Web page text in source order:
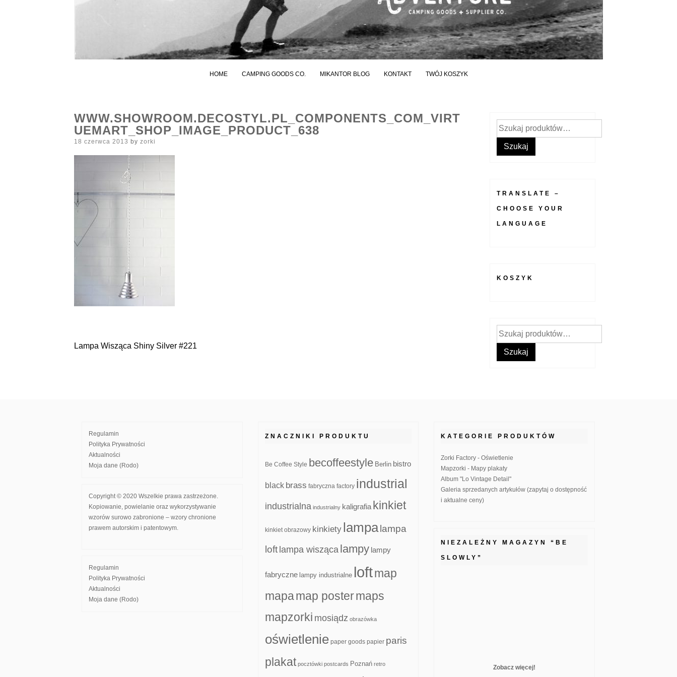
HOME CAMPING GOODS CO. MIKANTOR BLOG KONTAKT TWÓJ KOSZYK
WWW.SHOWROOM.DECOSTYL.PL_COMPONENTS_COM_VIRT
UEMART_SHOP_IMAGE_PRODUCT_638
Posted
18 czerwca 2013 by zorki
Nawigacja
Lampa Wisząca Shiny Silver #221
Szukaj:
Szukaj
TRANSLATE –
CHOOSE YOUR
LANGUAGE
KOSZYK
Szukaj:
Szukaj
Regulamin
Polityka Prywatności
Aktualności
Moja dane (Rodo)
Copyright © 2020 Wszelkie prawa zastrzeżone.
Kopiowanie, powielanie oraz wykorzystywanie
wzorów surowo zabronione – wzory chronione
prawem autorskim i patentowym.
Regulamin
Polityka Prywatności
Aktualności
Moja dane (Rodo)
ZNACZNIKI PRODUKTU
Be Coffee Style becoffeestyle Berlin bistro
black brass fabryczna factory industrial
industrialna industrialny kaligrafia kinkiet
kinkiet obrazowy kinkiety lampa lampa
loft lampa wisząca lampy lampy
fabryczne lampy industrialne loftmap
mapamap postermaps
mapzorki mosiądz obrazówka
oświetlenie paper goods papier paris
plakat pocztówki postcards Poznań retro
KATEGORIE PRODUKTÓW
Zorki Factory - Oświetlenie
Mapzorki - Mapy plakaty
Album "Lo Vintage Detail"
Galeria sprzedanych artykułów (zapytaj o dostępność
i aktualne ceny)
NIEZALEŻNY MAGAZYN “BE
SLOWLY”
Zobacz więcej!